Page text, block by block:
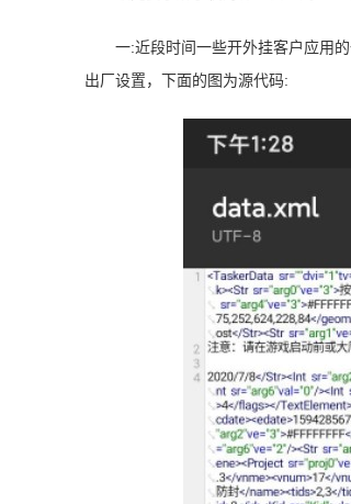
一:近段时间一些开外挂客户应用
出厂设置，下面的图为源代码: